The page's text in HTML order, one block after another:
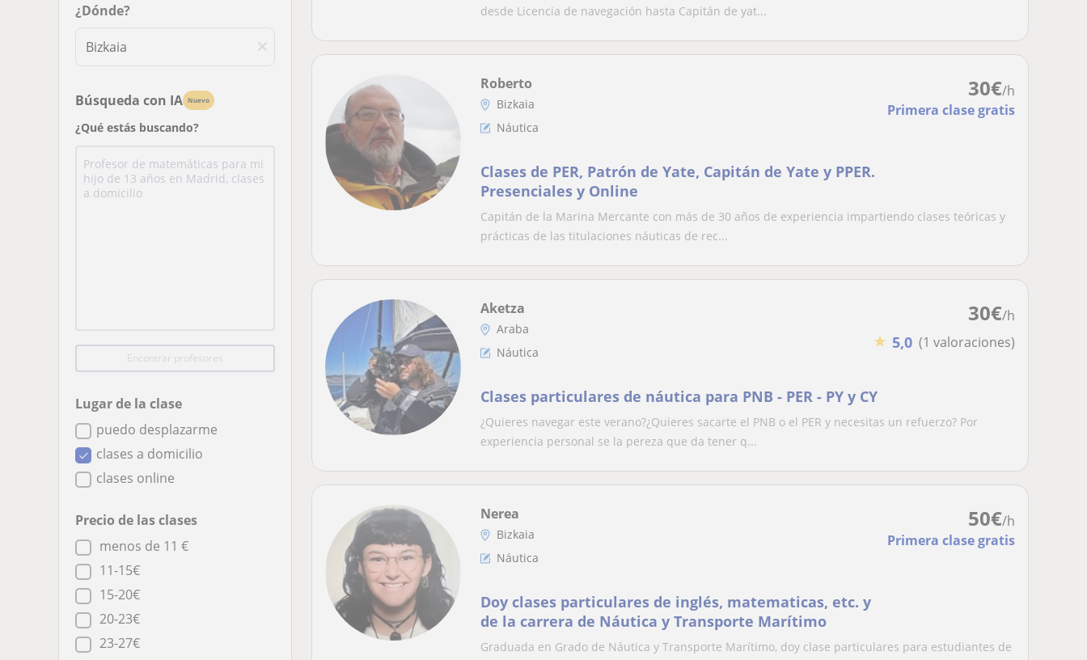
¿Dónde?
Búsqueda con IA Nuevo
¿Qué estás buscando?
Encontrar profesores
Lugar de la clase
puedo desplazarme
clases a domicilio
clases online
Precio de las clases
menos de 11 €
11-15€
15-20€
20-23€
23-27€
desde Licencia de navegación hasta Capitán de yat...
30€/h
Primera clase gratis
Roberto
Bizkaia
Náutica
Clases de PER, Patrón de Yate, Capitán de Yate y PPER.
Presenciales y Online
Capitán de la Marina Mercante con más de 30 años de experiencia impartiendo clases teóricas y
prácticas de las titulaciones náuticas de rec...
30€/h
★ 5,0 (1 valoraciones)
Aketza
Araba
Náutica
Clases particulares de náutica para PNB - PER - PY y CY
¿Quieres navegar este verano?¿Quieres sacarte el PNB o el PER y necesitas un refuerzo? Por
experiencia personal se la pereza que da tener q...
50€/h
Primera clase gratis
Nerea
Bizkaia
Náutica
Doy clases particulares de inglés, matematicas, etc. y
de la carrera de Náutica y Transporte Marítimo
Graduada en Grado de Náutica y Transporte Marítimo, doy clase particulares para estudiantes de